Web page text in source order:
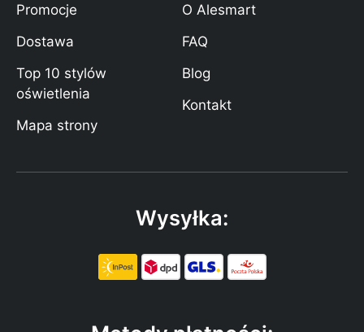
Promocje
Dostawa
Top 10 stylów
oświetlenia
Mapa strony
O Alesmart
FAQ
Blog
Kontakt
Wysyłka: